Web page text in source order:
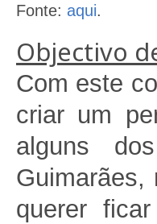
Fonte: aqui.
Objectivo
Com este
criar um
alguns
Guimarães,
querer